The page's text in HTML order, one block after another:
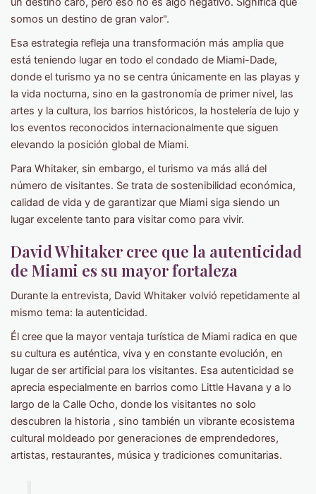
somos un destino de gran valor".
Esa estrategia refleja una transformación más amplia que
está teniendo lugar en todo el condado de Miami-Dade,
donde el turismo ya no se centra únicamente en las playas y
la vida nocturna, sino en la gastronomía de primer nivel, las
artes y la cultura, los barrios históricos, la hostelería de lujo y
los eventos reconocidos internacionalmente que siguen
elevando la posición global de Miami.
Para Whitaker, sin embargo, el turismo va más allá del
número de visitantes. Se trata de sostenibilidad económica,
calidad de vida y de garantizar que Miami siga siendo un
lugar excelente tanto para visitar como para vivir.
David Whitaker cree que la autenticidad
de Miami es su mayor fortaleza
Durante la entrevista, David Whitaker volvió repetidamente al
mismo tema: la autenticidad.
Él cree que la mayor ventaja turística de Miami radica en que
su cultura es auténtica, viva y en constante evolución, en
lugar de ser artificial para los visitantes. Esa autenticidad se
aprecia especialmente en barrios como Little Havana y a lo
largo de la Calle Ocho, donde los visitantes no solo
descubren la historia , sino también un vibrante ecosistema
cultural moldeado por generaciones de emprendedores,
artistas, restaurantes, música y tradiciones comunitarias.